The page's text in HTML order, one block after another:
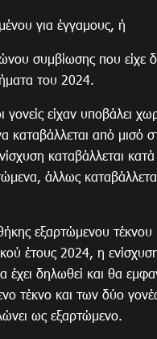
για έγγαμους, ή
συμβίωσης που είχε
του 2024.
είχαν υποβάλει
καταβάλλεται από μισό
καταβάλλεται
άλλως
εξαρτώμενου
έτους 2024, η
έχει δηλωθεί και θα
τέκνο και των δύο
ως εξαρτώμενο.